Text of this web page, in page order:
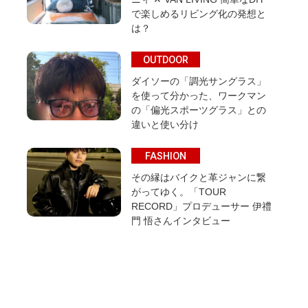
で楽しめるリビング化の発想と
は？
OUTDOOR
ダイソーの「調光サングラス」
を使って分かった、ワークマン
の「偏光スポーツグラス」との
違いと使い分け
FASHION
その縁はバイクと革ジャンに繋
がってゆく。「TOUR
RECORD」プロデューサー 伊禮
門 悟さんインタビュー